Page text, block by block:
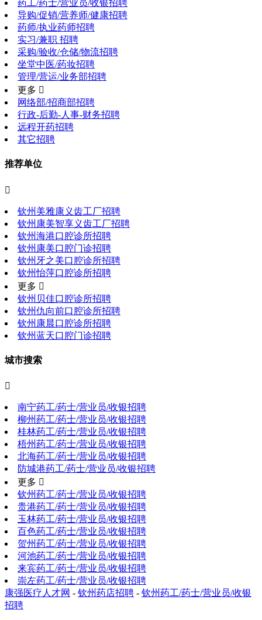
药工/药士/营业员/收银招聘
导购/促销/营养师/健康招聘
药师/执业药师招聘
实习/兼职 招聘
采购/验收/仓储/物流招聘
坐堂中医/药妆招聘
管理/营运/业务部招聘
更多 
网络部/招商部招聘
行政-后勤-人事-财务招聘
远程开药招聘
其它招聘
推荐单位

钦州美雅康义齿工厂招聘
钦州康美智享义齿工厂招聘
钦州海港口腔诊所招聘
钦州康美口腔门诊招聘
钦州牙之美口腔诊所招聘
钦州怡萍口腔诊所招聘
更多 
钦州贝佳口腔诊所招聘
钦州仇向前口腔诊所招聘
钦州康晨口腔诊所招聘
钦州蓝天口腔门诊招聘
城市搜索

南宁药工/药士/营业员/收银招聘
柳州药工/药士/营业员/收银招聘
桂林药工/药士/营业员/收银招聘
梧州药工/药士/营业员/收银招聘
北海药工/药士/营业员/收银招聘
防城港药工/药士/营业员/收银招聘
更多 
钦州药工/药士/营业员/收银招聘
贵港药工/药士/营业员/收银招聘
玉林药工/药士/营业员/收银招聘
百色药工/药士/营业员/收银招聘
贺州药工/药士/营业员/收银招聘
河池药工/药士/营业员/收银招聘
来宾药工/药士/营业员/收银招聘
崇左药工/药士/营业员/收银招聘
康强医疗人才网 - 钦州药店招聘 - 钦州药工/药士/营业员/收银
招聘